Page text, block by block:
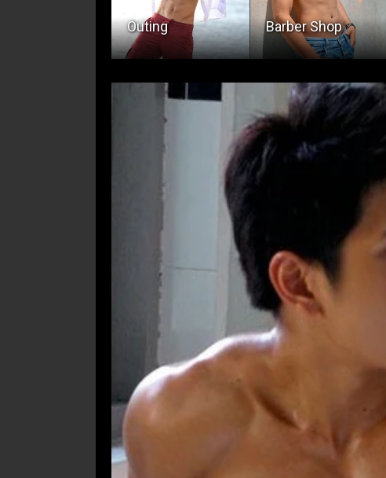
Barber Shop
Makati Cinema
Square